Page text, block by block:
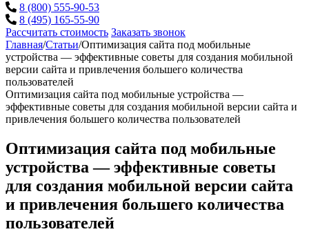
8 (800) 555-90-53
8 (495) 165-55-90
Рассчитать стоимость Заказать звонок
Главная/Статьи/Оптимизация сайта под мобильные
устройства — эффективные советы для создания мобильной
версии сайта и привлечения большего количества
пользователей
Оптимизация сайта под мобильные устройства —
эффективные советы для создания мобильной версии сайта и
привлечения большего количества пользователей
Оптимизация сайта под мобильные
устройства — эффективные советы
для создания мобильной версии сайта
и привлечения большего количества
пользователей